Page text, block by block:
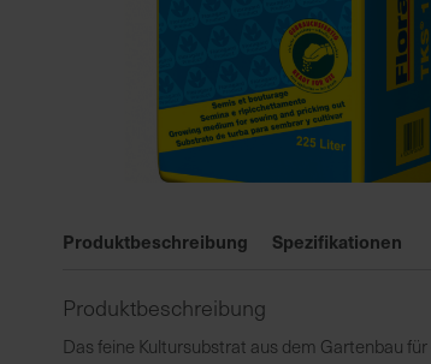
der
springen
Produktbeschreibung Spezifikationen
Produktbeschreibung
Das feine Kultursubstrat aus dem Gartenbau